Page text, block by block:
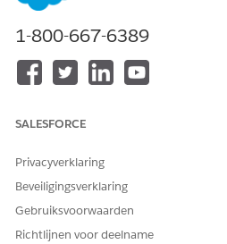
Schakel Data Cloud-integratie
soortgelijke historische cases
Maak een zoekindex (maak
document). Zoekindex moet
Verfijn de manier waarop de
Expertise Relevantie (60%)
trefwoordextractie en
Prestatiehistorie (30%):
resolutiesnelheid en CSAT.
Beschikbaarheid (10%)
1-800-667-6389
SALESFORCE
Privacyverklaring
Beveiligingsverklaring
Gebruiksvoorwaarden
Richtlijnen voor deelname